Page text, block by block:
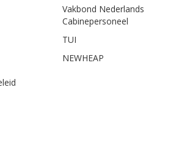
Vakbond Nederlands
Cabinepersoneel
TUI
NEWHEAP